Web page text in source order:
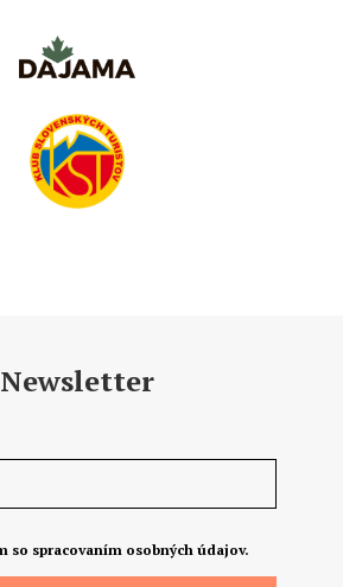
Newsletter
so spracovaním osobných údajov.